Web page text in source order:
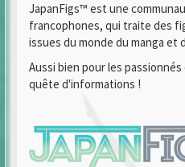
JapanFigs™ est une
francophones, qui traite des
issues du monde du manga et
Aussi bien pour les
quête d'informations !